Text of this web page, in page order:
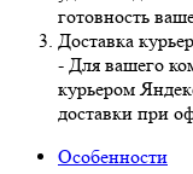
готовность
Доставка
- Для вашего
курьером
доставки при
Особенности